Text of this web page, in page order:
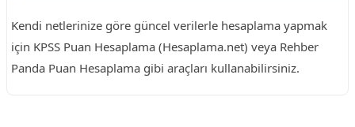
Kendi netlerinize göre güncel verilerle hesaplama yapmak
için KPSS Puan Hesaplama (Hesaplama.net) veya Rehber
Panda Puan Hesaplama gibi araçları kullanabilirsiniz.